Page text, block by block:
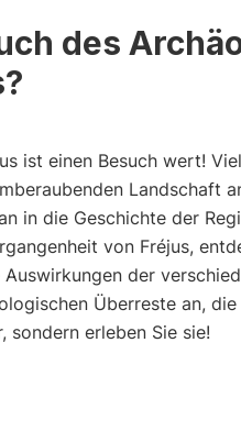
des
ist einen Besuch wert!
Landschaft
in die Geschichte der
von Fréjus,
der
Überreste an,
sondern erleben Sie sie!